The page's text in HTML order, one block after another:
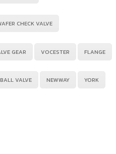
CHECK VALVE
GEAR VOCESTER FLANGE
BALL VALVE NEWWAY YORK